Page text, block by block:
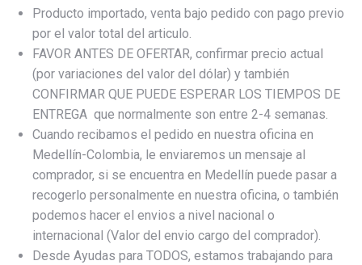
Producto importado, venta bajo pedido con pago previo
por el valor total del articulo.
FAVOR ANTES DE OFERTAR, confirmar precio actual
(por variaciones del valor del dólar) y también
CONFIRMAR QUE PUEDE ESPERAR LOS TIEMPOS DE
ENTREGA que normalmente son entre 2-4 semanas.
Cuando recibamos el pedido en nuestra oficina en
Medellín-Colombia, le enviaremos un mensaje al
comprador, si se encuentra en Medellín puede pasar a
recogerlo personalmente en nuestra oficina, o también
podemos hacer el envios a nivel nacional o
internacional (Valor del envio cargo del comprador).
Desde Ayudas para TODOS, estamos trabajando para